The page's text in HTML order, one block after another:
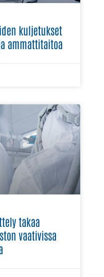
kuljetukset
ammattitaitoa
takaa
vaativissa